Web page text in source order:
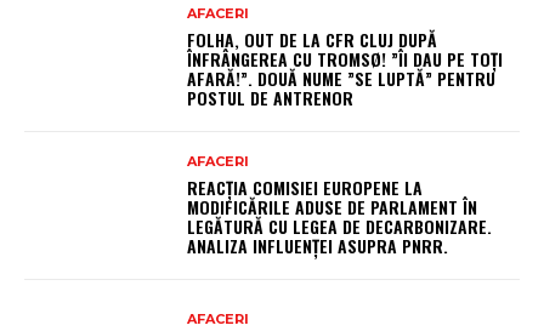
AFACERI
FOLHA, OUT DE LA CFR CLUJ DUPĂ
ÎNFRÂNGEREA CU TROMSØ! ”ÎI DAU PE TOȚI
AFARĂ!”. DOUĂ NUME ”SE LUPTĂ” PENTRU
POSTUL DE ANTRENOR
AFACERI
REACȚIA COMISIEI EUROPENE LA
MODIFICĂRILE ADUSE DE PARLAMENT ÎN
LEGĂTURĂ CU LEGEA DE DECARBONIZARE.
ANALIZA INFLUENȚEI ASUPRA PNRR.
AFACERI